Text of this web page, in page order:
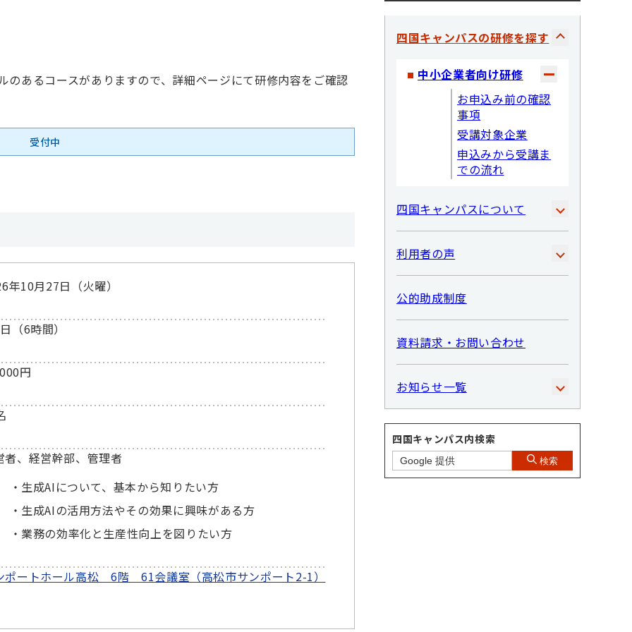
のあるコースがありますので、詳細ページにて研修内容をご確認
受付中
年10月27日（火曜）
（6時間）
円
者、経営幹部、管理者
生成AIについて、基本から知りたい方
生成AIの活用方法やその効果に興味がある方
業務の効率化と生産性向上を図りたい方
ポートホール高松 6階 61会議室（高松市サンポート2-1）
四国キャンパスの研修を探す
中小企業者向け研修
お申込み前の確認
事項
受講対象企業
申込みから受講ま
での流れ
四国キャンパスについて
利用者の声
公的助成制度
資料請求・お問い合わせ
お知らせ一覧
四国キャンパス内検索
検索